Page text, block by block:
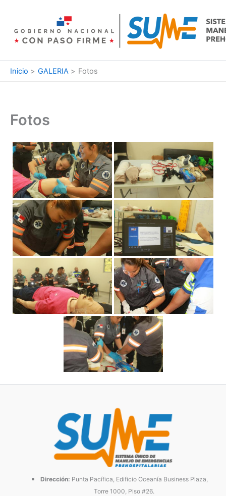
contenido
Inicio GALERIA Fotos
Fotos
Dirección: Punta Pacífica, Edificio Oceanía Business Plaza,
Torre 1000, Piso #26.